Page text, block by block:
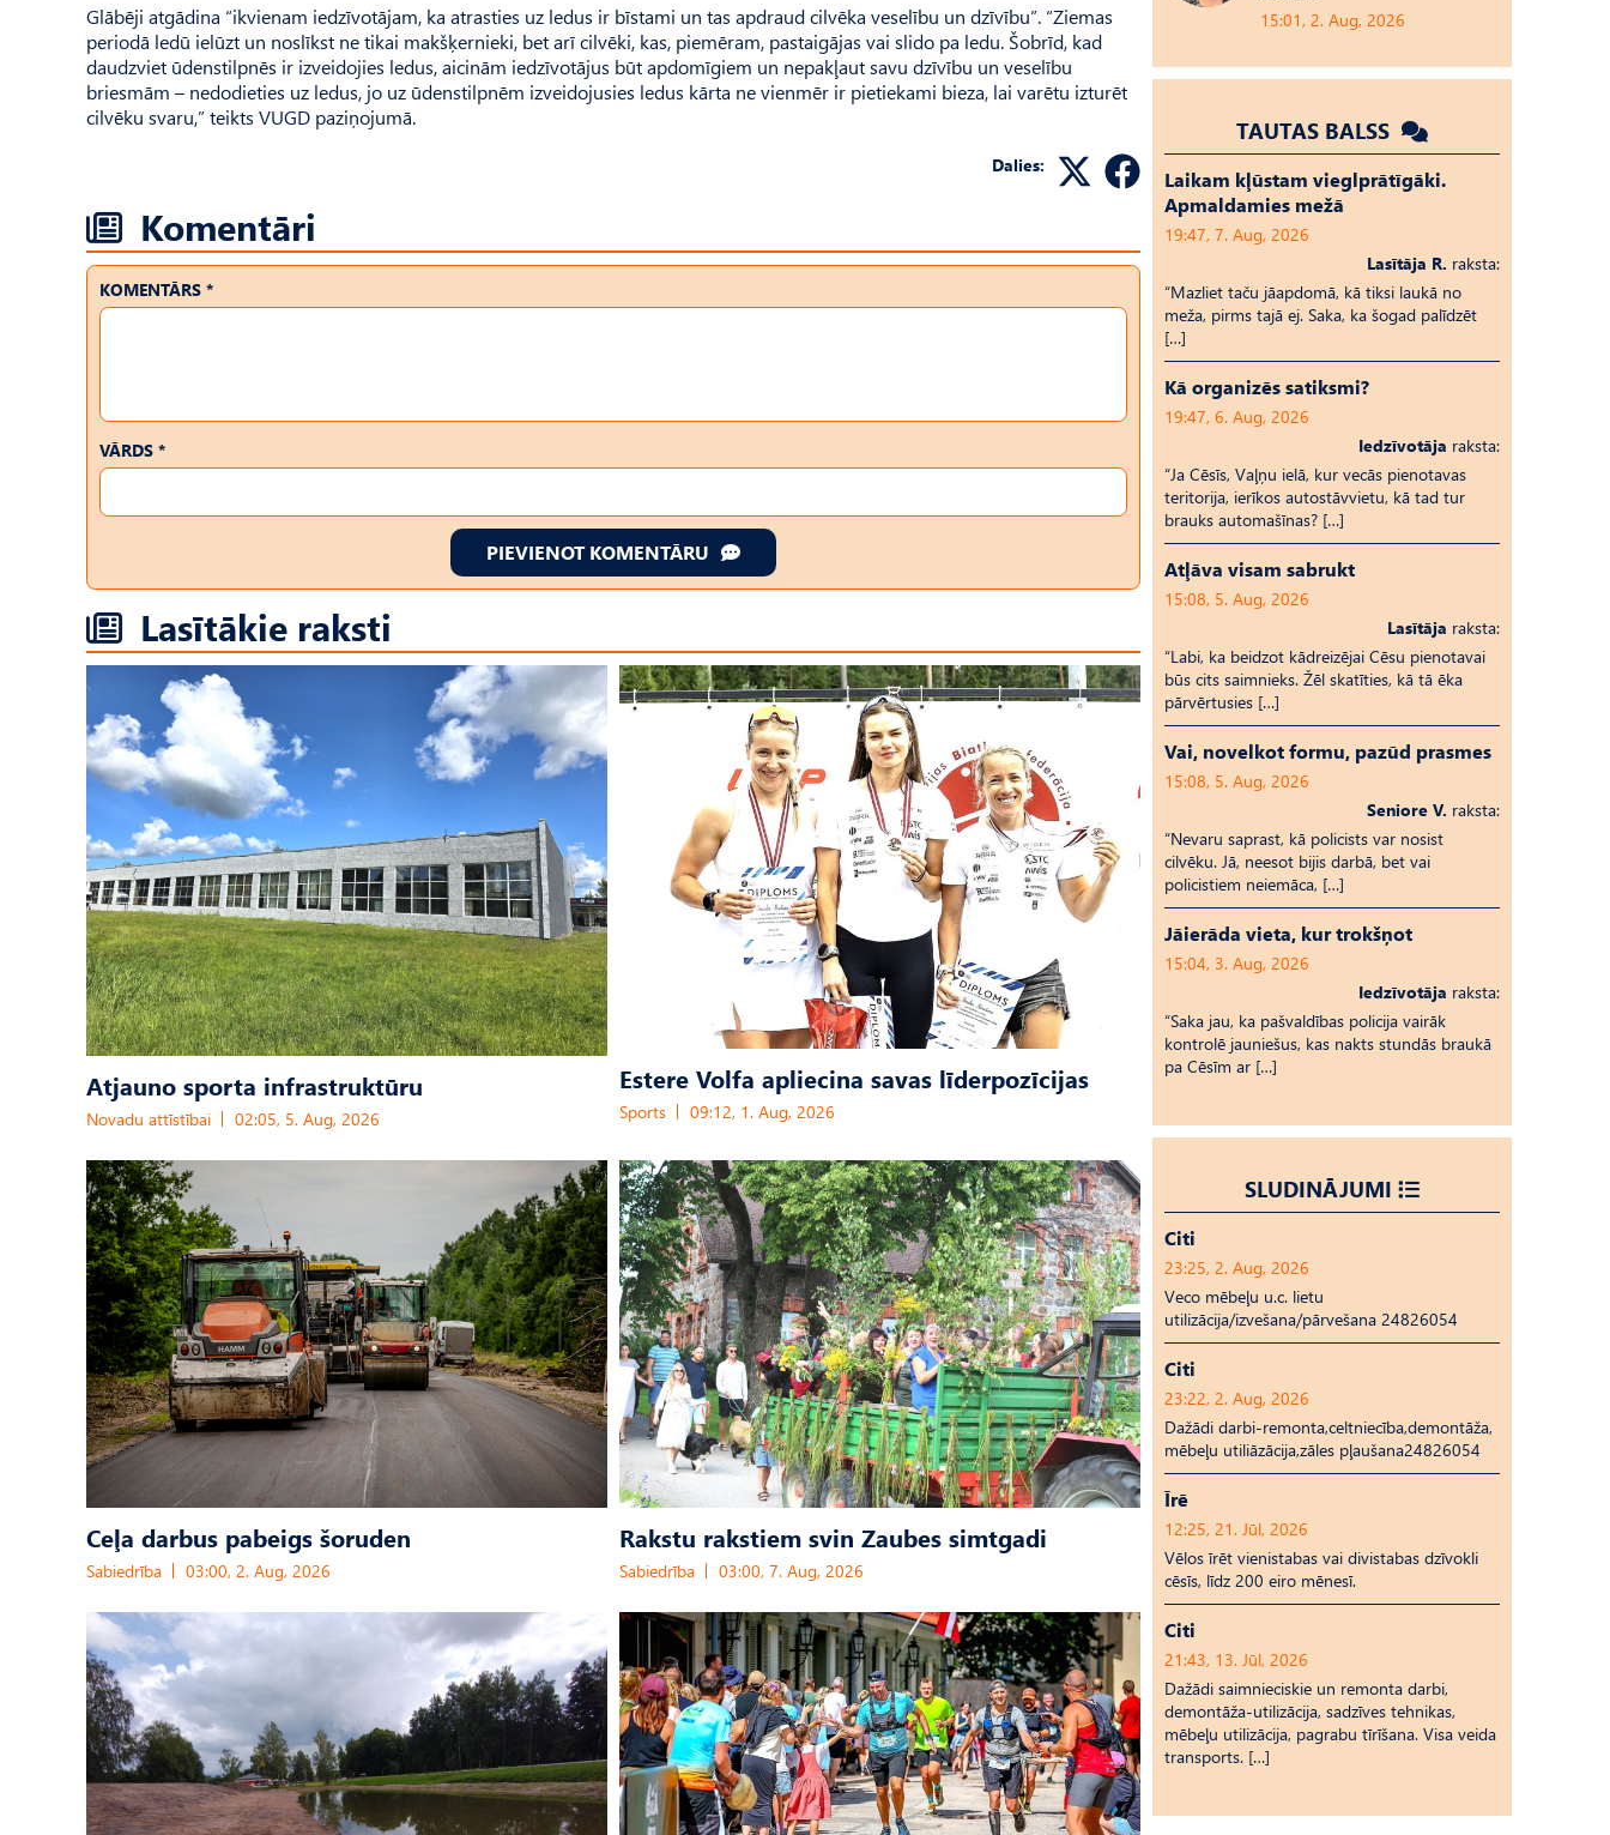
Glābēji atgādina “ikvienam iedzīvotājam, ka atrasties uz ledus ir bīstami un tas apdraud cilvēka veselību un dzīvību”. “Ziemas
periodā ledū ielūzt un noslīkst ne tikai makšķernieki, bet arī cilvēki, kas, piemēram, pastaigājas vai slido pa ledu. Šobrīd, kad
daudzviet ūdenstilpnēs ir izveidojies ledus, aicinām iedzīvotājus būt apdomīgiem un nepakļaut savu dzīvību un veselību
briesmām – nedodieties uz ledus, jo uz ūdenstilpnēm izveidojusies ledus kārta ne vienmēr ir pietiekami bieza, lai varētu izturēt
cilvēku svaru,” teikts VUGD paziņojumā.
Dalies:
Komentāri
KOMENTĀRS *
VĀRDS *
PIEVIENOT KOMENTĀRU
Lasītākie raksti
Atjauno sporta infrastruktūru
Novadu attīstībai 02:05, 5. Aug, 2026
Estere Volfa apliecina savas līderpozīcijas
Sports 09:12, 1. Aug, 2026
Ceļa darbus pabeigs šoruden
Sabiedrība 03:00, 2. Aug, 2026
Rakstu rakstiem svin Zaubes simtgadi
Sabiedrība 03:00, 7. Aug, 2026
15:01, 2. Aug, 2026
TAUTAS BALSS
Laikam kļūstam vieglprātīgāki.
Apmaldamies mežā
19:47, 7. Aug, 2026
Lasītāja R. raksta:
“Mazliet taču jāapdomā, kā tiksi laukā no
meža, pirms tajā ej. Saka, ka šogad palīdzēt
[…]
Kā organizēs satiksmi?
19:47, 6. Aug, 2026
Iedzīvotāja raksta:
“Ja Cēsīs, Vaļņu ielā, kur vecās pienotavas
teritorija, ierīkos autostāvvietu, kā tad tur
brauks automašīnas? […]
Atļāva visam sabrukt
15:08, 5. Aug, 2026
Lasītāja raksta:
“Labi, ka beidzot kādreizējai Cēsu pienotavai
būs cits saimnieks. Žēl skatīties, kā tā ēka
pārvērtusies […]
Vai, novelkot formu, pazūd prasmes
15:08, 5. Aug, 2026
Seniore V. raksta:
“Nevaru saprast, kā policists var nosist
cilvēku. Jā, neesot bijis darbā, bet vai
policistiem neiemāca, […]
Jāierāda vieta, kur trokšņot
15:04, 3. Aug, 2026
Iedzīvotāja raksta:
“Saka jau, ka pašvaldības policija vairāk
kontrolē jauniešus, kas nakts stundās braukā
pa Cēsīm ar […]
SLUDINĀJUMI
Citi
23:25, 2. Aug, 2026
Veco mēbeļu u.c. lietu
utilizācija/izvešana/pārvešana 24826054
Citi
23:22, 2. Aug, 2026
Dažādi darbi-remonta,celtniecība,demontāža,
mēbeļu utiliāzācija,zāles pļaušana24826054
Īrē
12:25, 21. Jūl, 2026
Vēlos īrēt vienistabas vai divistabas dzīvokli
cēsīs, līdz 200 eiro mēnesī.
Citi
21:43, 13. Jūl, 2026
Dažādi saimnieciskie un remonta darbi,
demontāža-utilizācija, sadzīves tehnikas,
mēbeļu utilizācija, pagrabu tīrīšana. Visa veida
transports. […]